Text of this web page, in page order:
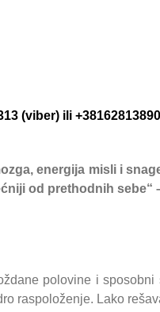
(viber) ili
energija misli i
od prethodnih sebe“
polovine i
raspoloženje. Lako